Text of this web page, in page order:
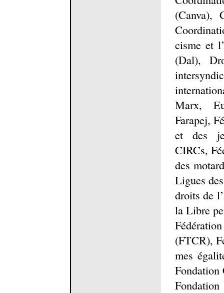
(Canva),
cisme et
(Dal),
Marx,
Farapej,
et des
CIRCs,
des
Ligues des
droits de
la Libre
(FTCR),
mes
Fondation